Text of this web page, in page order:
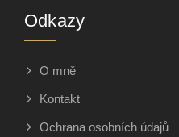
Odkazy
O mně
Kontakt
Ochrana osobních údajů